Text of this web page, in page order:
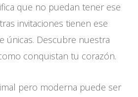
que no puedan tener ese
invitaciones tienen ese
únicas. Descubre nuestra
conquistan tu corazón.
pero moderna puede ser